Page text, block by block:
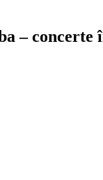
– concerte